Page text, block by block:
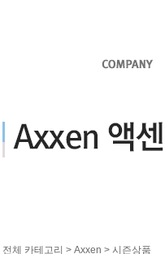
전체 카테고리 > Axxen > 시즌상품